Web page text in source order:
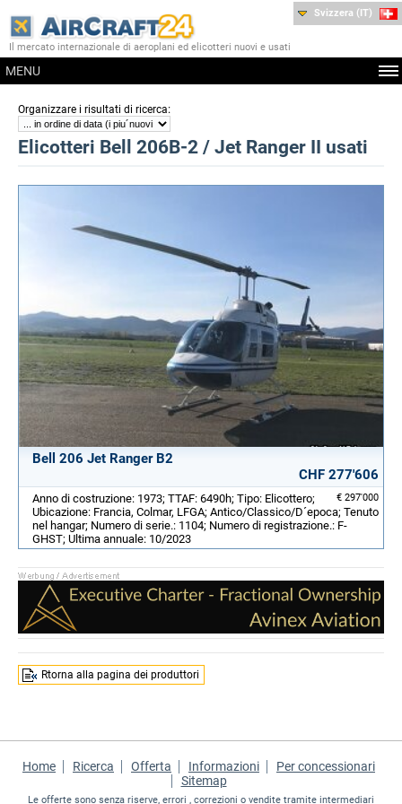
Il mercato internazionale di aeroplani ed elicotteri nuovi e usati
MENU
Svizzera (IT)
Organizzare i risultati di ricerca:
Elicotteri Bell 206B-2 / Jet Ranger II usati
Bell 206 Jet Ranger B2
CHF 277'606
€ 297'000
Anno di costruzione: 1973; TTAF: 6490h; Tipo: Elicottero;
Ubicazione: Francia, Colmar, LFGA; Antico/Classico/D´epoca; Tenuto
nel hangar; Numero di serie.: 1104; Numero di registrazione.: F-
GHST; Ultima annuale: 10/2023
Rtorna alla pagina dei produttori
Home Ricerca Offerta Informazioni
Per concessionari
Sitemap
Le offerte sono senza riserve, errori , correzioni o vendite tramite intermediari